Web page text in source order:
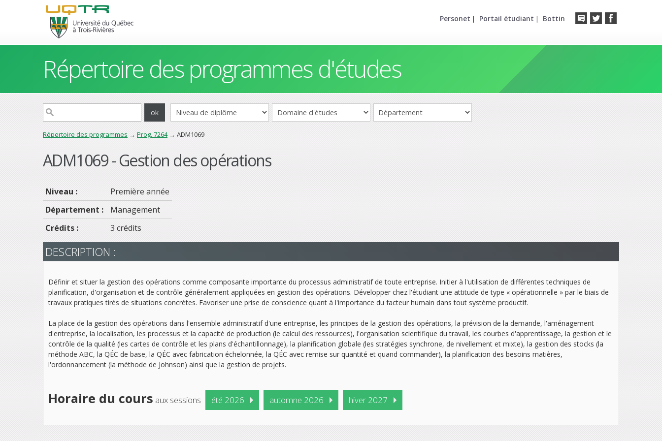
Personet | Portail étudiant | Bottin
Répertoire des programmes d'études
Répertoire des programmes → Prog. 7264→ ADM1069
ADM1069 - Gestion des opérations
Niveau :
Première année
Département :
Management
Crédits :
3 crédits
DESCRIPTION :
Définir et situer la gestion des opérations comme composante importante du processus administratif de toute entreprise. Initier à l'utilisation de différentes techniques de
planification, d'organisation et de contrôle généralement appliquées en gestion des opérations. Développer chez l'étudiant une attitude de type « opérationnelle » par le biais de
travaux pratiques tirés de situations concrètes. Favoriser une prise de conscience quant à l'importance du facteur humain dans tout système productif.
La place de la gestion des opérations dans l'ensemble administratif d'une entreprise, les principes de la gestion des opérations, la prévision de la demande, l'aménagement
d'entreprise, la localisation, les processus et la capacité de production (le calcul des ressources), l'organisation scientifique du travail, les courbes d'apprentissage, la gestion et le
contrôle de la qualité (les cartes de contrôle et les plans d'échantillonnage), la planification globale (les stratégies synchrone, de nivellement et mixte), la gestion des stocks (la
méthode ABC, la QÉC de base, la QÉC avec fabrication échelonnée, la QÉC avec remise sur quantité et quand commander), la planification des besoins matières,
l'ordonnancement (la méthode de Johnson) ainsi que la gestion de projets.
Horaire du cours aux sessions été 2026 automne 2026 hiver 2027